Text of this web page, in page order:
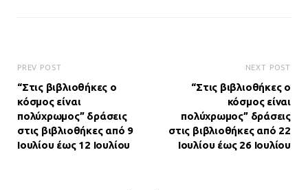
PREV POST
“Στις βιβλιοθήκες ο
κόσμος είναι
πολύχρωμος” δράσεις
στις βιβλιοθήκες από 9
Ιουλίου έως 12 Ιουλίου
NEXT POST
“Στις βιβλιοθήκες ο
κόσμος είναι
πολύχρωμος” δράσεις
στις βιβλιοθήκες από 22
Ιουλίου έως 26 Ιουλίου